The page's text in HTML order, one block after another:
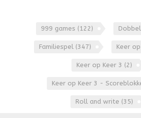
999 games (122)
Familiespel (347) Keer
Keer op Keer 3 (2)
Keer op Keer 3 -
Roll and write (35)